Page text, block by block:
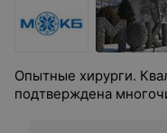
Опытные хирурги.
подтверждена